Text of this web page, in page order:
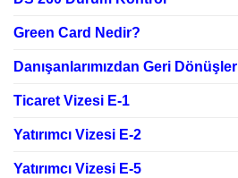
Green Card Nedir?
Danışanlarımızdan Geri Dönüşler
Ticaret Vizesi E-1
Yatırımcı Vizesi E-2
Yatırımcı Vizesi E-5